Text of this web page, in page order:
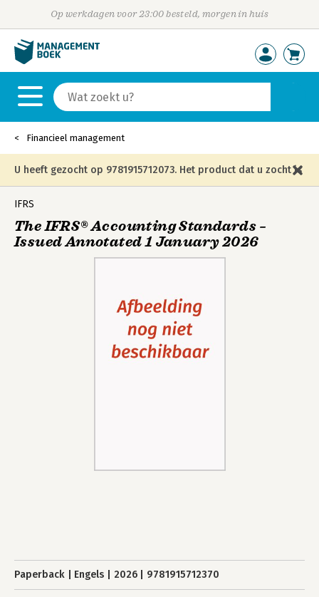
Op werkdagen voor 23:00 besteld, morgen in huis
Financieel management
U heeft gezocht op 9781915712073. Het product dat u zocht is
niet meer in die editie leverbaar en is vervangen door de
onderstaande editie.
IFRS
The IFRS® Accounting Standards –
Issued Annotated 1 January 2026
Paperback Engels 2026 9781915712370